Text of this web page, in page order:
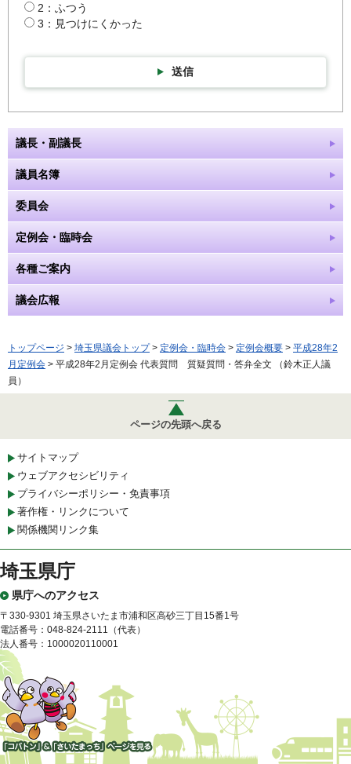
2：ふつう
3：見つけにくかった
送信
議長・副議長
議員名簿
委員会
定例会・臨時会
各種ご案内
議会広報
トップページ > 埼玉県議会トップ> 定例会・臨時会 > 定例会概要 > 平成28年2
月定例会 > 平成28年2月定例会 代表質問 質疑質問・答弁全文 （鈴木正人議
員）
ページの先頭へ戻る
サイトマップ
ウェブアクセシビリティ
プライバシーポリシー・免責事項
著作権・リンクについて
関係機関リンク集
埼玉県庁
県庁へのアクセス
〒330-9301 埼玉県さいたま市浦和区高砂三丁目15番1号
電話番号：048-824-2111（代表）
法人番号：1000020110001
「コバトン」&「さいたまっ